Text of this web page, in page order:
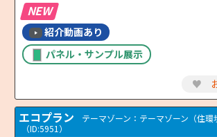
NEW
紹介動画あり
パネル・サンプル展示
♥
エコプラン
テーマゾーン：テーマゾーン（住環
（ID:5951）